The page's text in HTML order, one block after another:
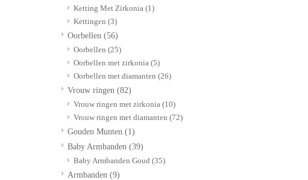
Ketting Met Zirkonia (1)
Kettingen (3)
Oorbellen (56)
Oorbellen (25)
Oorbellen met zirkonia (5)
Oorbellen met diamanten (26)
Vrouw ringen (82)
Vrouw ringen met zirkonia (10)
Vrouw ringen met diamanten (72)
Gouden Munten (1)
Baby Armbanden (39)
Baby Armbanden Goud (35)
Armbanden (9)